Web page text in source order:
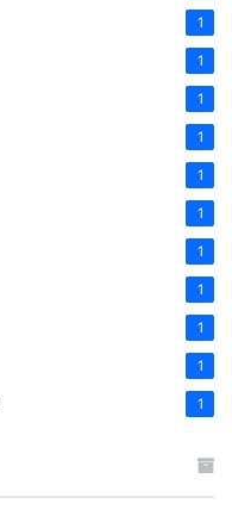
1
1
1
1
1
1
1
1
1
1
1